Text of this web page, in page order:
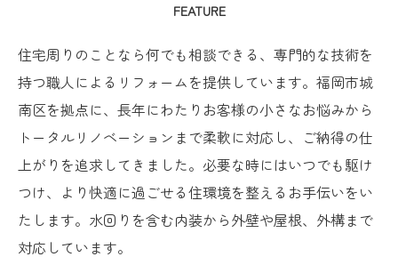
FEATURE
住宅周りのことなら何でも相談できる、専門的な技術を
持つ職人によるリフォームを提供しています。福岡市城
南区を拠点に、長年にわたりお客様の小さなお悩みから
トータルリノベーションまで柔軟に対応し、ご納得の仕
上がりを追求してきました。必要な時にはいつでも駆け
つけ、より快適に過ごせる住環境を整えるお手伝いをい
たします。水回りを含む内装から外壁や屋根、外構まで
対応しています。